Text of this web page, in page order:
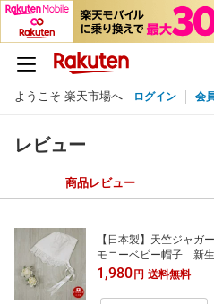
ようこそ 楽天市場へ ログイン 会
レビュー
商品レビュー
【日本製】天竺ジャ
モニーベビー帽子
出産祝い お披露目
スつき シンプル フ
1,980円 送料無料